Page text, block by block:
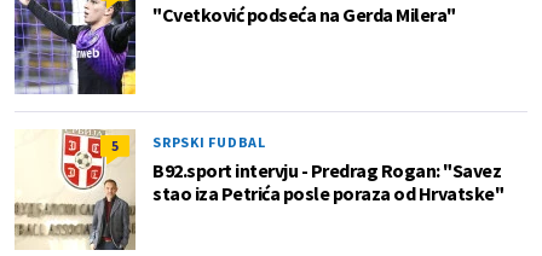
"Cvetković podseća na Gerda Milera"
5 SRPSKI FUDBAL
B92.sport intervju - Predrag Rogan: "Savez
stao iza Petrića posle poraza od Hrvatske"